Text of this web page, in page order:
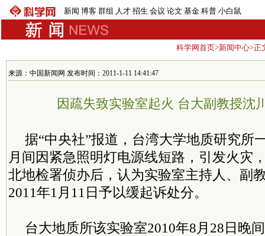
新闻 博客 群组 人才 招生 会议 论文 基金 科普 小白鼠
科学网首页>新闻中心>正
来源：中国新闻网 发布时间：2011-1-11 14:41:47
因疏失致实验室起火 台大副教授沈
据“中央社”报道，台湾大学地质研究所
月间因紧急照明灯电源线短路，引发火灾
北地检署侦办后，认为实验室主持人、副
2011年1月11日予以缓起诉处分。
台大地质所该实验室2010年8月28日晚